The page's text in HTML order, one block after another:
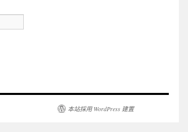
本站採用 WordPress 建置